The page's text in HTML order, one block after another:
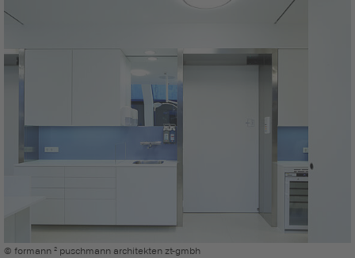
© formann ² puschmann architekten zt-gmbh